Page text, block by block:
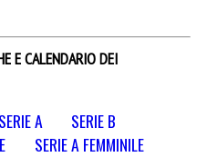
E CALENDARIO DEI
SERIE A
SERIE B
SERIE A FEMMINILE